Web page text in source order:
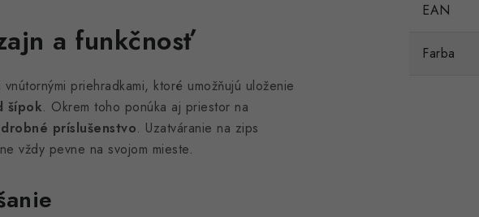
a funkčnosť
priehradkami, ktoré umožňujú uloženie
šípok. Okrem toho ponúka aj priestor na
príslušenstvo. Uzatváranie na zips
vždy pevne na svojom mieste.
EAN
Farba